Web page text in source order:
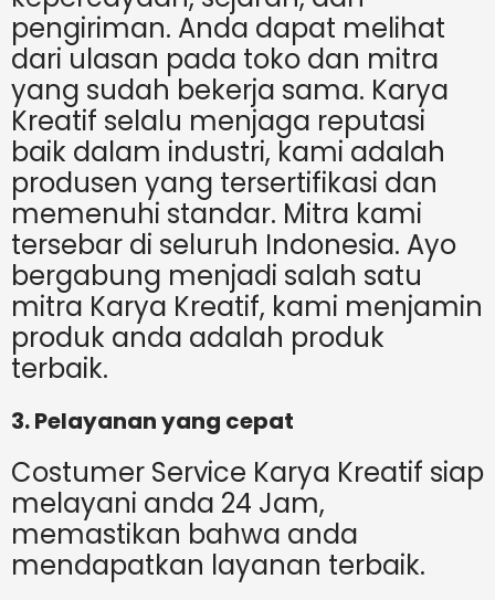
pengiriman. Anda dapat melihat
dari ulasan pada toko dan mitra
yang sudah bekerja sama. Karya
Kreatif selalu menjaga reputasi
baik dalam industri, kami adalah
produsen yang tersertifikasi dan
memenuhi standar. Mitra kami
tersebar di seluruh Indonesia. Ayo
bergabung menjadi salah satu
mitra Karya Kreatif, kami menjamin
produk anda adalah produk
terbaik.
3. Pelayanan yang cepat
Costumer Service Karya Kreatif siap
melayani anda 24 Jam,
memastikan bahwa anda
mendapatkan layanan terbaik.